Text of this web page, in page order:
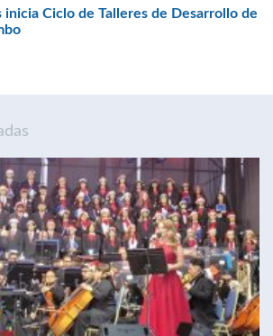
inicia Ciclo de Talleres de Desarrollo de